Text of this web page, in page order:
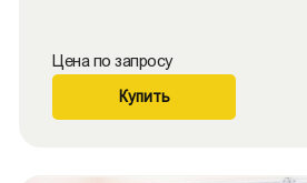
Цена по запросу
Купить